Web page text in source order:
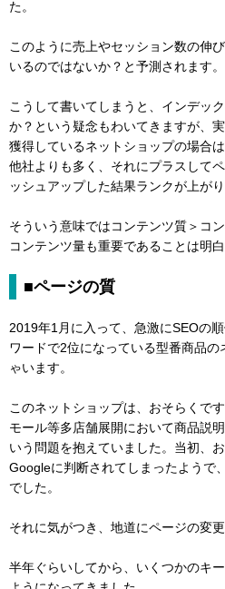
た。
このように売上やセッション数の伸
いるのではないか？と予測されます。
こうして書いてしまうと、インデッ
か？という疑念もわいてきますが、
獲得しているネットショップの場合
他社よりも多く、それにプラスして
ッシュアップした結果ランクが上がり
そういう意味ではコンテンツ質＞コ
コンテンツ量も重要であることは明白
■ページの質
2019年1月に入って、急激にSEOの
ワードで2位になっている型番商品
ゃいます。
このネットショップは、おそらくで
モール等多店舗展開において商品説
いう問題を抱えていました。当初、
Googleに判断されてしまったようで
でした。
それに気がつき、地道にページの変
半年ぐらいしてから、いくつかのキ